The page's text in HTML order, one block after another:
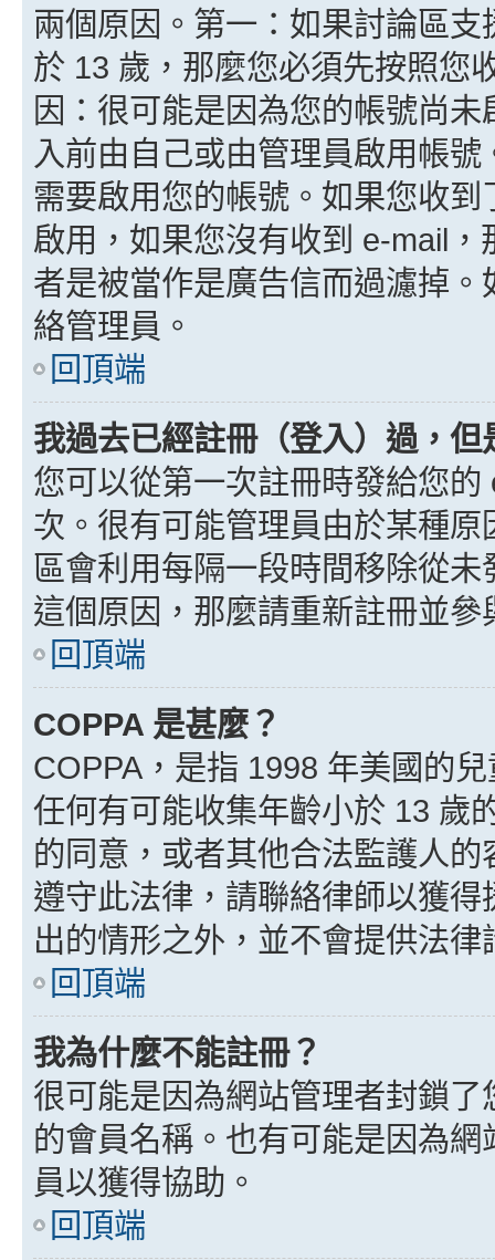
兩個原因。第一：如果討論區
於 13 歲，那麼您必須先按照您
因：很可能是因為您的帳號尚
入前由自己或由管理員啟用帳
需要啟用您的帳號。如果您收
啟用，如果您沒有收到 e-mail
者是被當作是廣告信而過濾掉
絡管理員。
回頂端
我過去已經註冊（登入）過，
您可以從第一次註冊時發給您
次。很有可能管理員由於某種
區會利用每隔一段時間移除從
這個原因，那麼請重新註冊並參
回頂端
COPPA 是甚麼？
COPPA，是指 1998 年美國的
任何有可能收集年齡小於 13 歲
的同意，或者其他合法監護人
遵守此法律，請聯絡律師以獲
出的情形之外，並不會提供法
回頂端
我為什麼不能註冊？
很可能是因為網站管理者封鎖
的會員名稱。也有可能是因為
員以獲得協助。
回頂端